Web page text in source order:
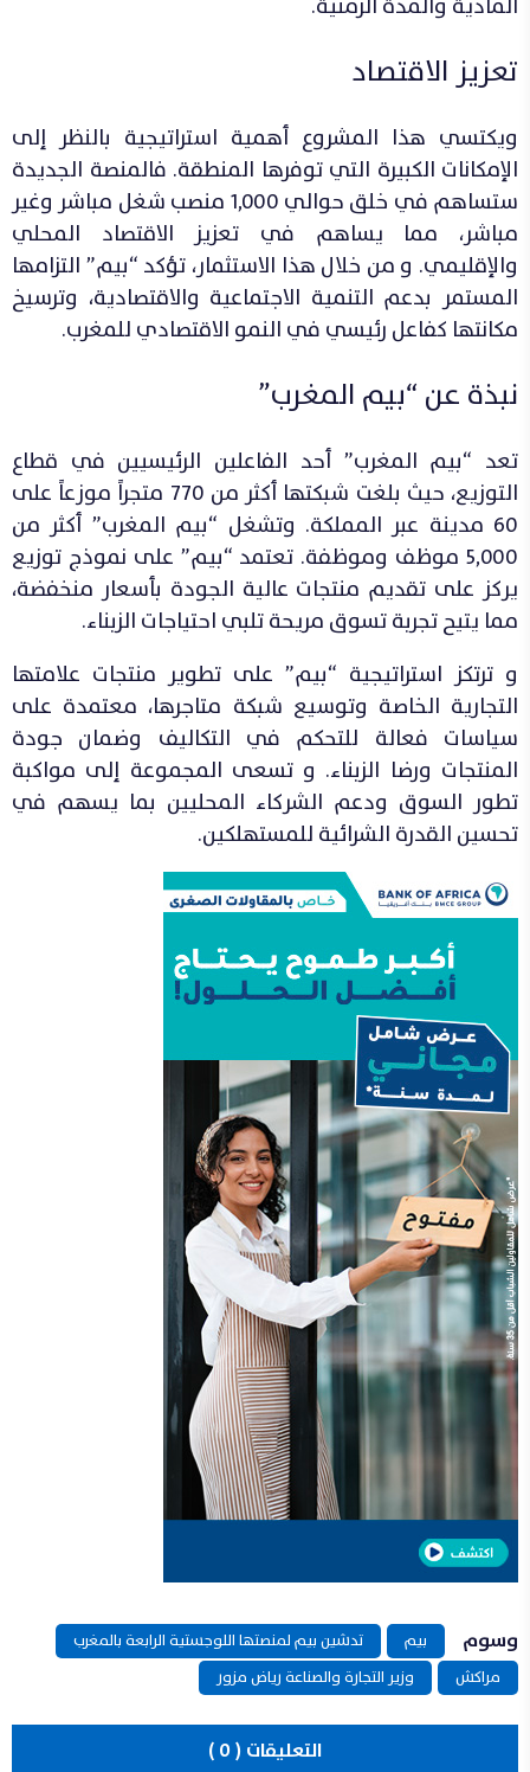
تعزيز الاقتصاد
ويكتسي هذا المشروع أهمية استراتيجية بالنظر إلى
الإمكانات الكبيرة التي توفرها المنطقة. فالمنصة الجديدة
ستساهم في خلق حوالي 1,000 منصب شغل مباشر وغير
مباشر، مما يساهم في تعزيز الاقتصاد المحلي
والإقليمي. و من خلال هذا الاستثمار، تؤكد “بيم” التزامها
المستمر بدعم التنمية الاجتماعية والاقتصادية، وترسيخ
مكانتها كفاعل رئيسي في النمو الاقتصادي للمغرب.
نبذة عن “بيم المغرب”
تعد “بيم المغرب” أحد الفاعلين الرئيسيين في قطاع
التوزيع، حيث بلغت شبكتها أكثر من 770 متجراً موزعاً على
60 مدينة عبر المملكة. وتشغل “بيم المغرب” أكثر من
5,000 موظف وموظفة. تعتمد “بيم” على نموذج توزيع
يركز على تقديم منتجات عالية الجودة بأسعار منخفضة،
مما يتيح تجربة تسوق مريحة تلبي احتياجات الزبناء.
و ترتكز استراتيجية “بيم” على تطوير منتجات علامتها
التجارية الخاصة وتوسيع شبكة متاجرها، معتمدة على
سياسات فعالة للتحكم في التكاليف وضمان جودة
المنتجات ورضا الزبناء. و تسعى المجموعة إلى مواكبة
تطور السوق ودعم الشركاء المحليين بما يسهم في
تحسين القدرة الشرائية للمستهلكين.
وسوم بيم
تدشين بيم لمنصتها اللوجستية الرابعة بالمغرب
مراكش
وزير التجارة والصناعة رياض مزور
التعليقات ( 0 )